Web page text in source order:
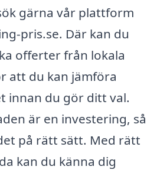
gärna vår plattform
pris.se. Där kan du
offerter från lokala
att du kan jämföra
innan du gör ditt val.
är en investering, så
på rätt sätt. Med rätt
kan du känna dig